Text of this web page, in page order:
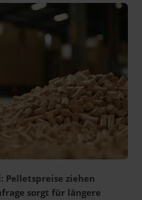
ziehen
sorgt für längere